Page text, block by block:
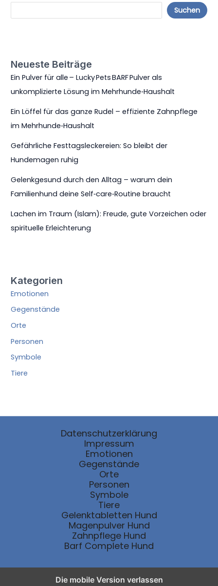
Suchen
Neueste Beiträge
Ein Pulver für alle – Lucky Pets BARF Pulver als
unkomplizierte Lösung im Mehrhunde‑Haushalt
Ein Löffel für das ganze Rudel – effiziente Zahnpflege
im Mehrhunde‑Haushalt
Gefährliche Festtagsleckereien: So bleibt der
Hundemagen ruhig
Gelenkgesund durch den Alltag – warum dein
Familienhund deine Self‑care‑Routine braucht
Lachen im Traum (Islam): Freude, gute Vorzeichen oder
spirituelle Erleichterung
Kategorien
Emotionen
Gegenstände
Orte
Personen
Symbole
Tiere
Datenschutzerklärung
Impressum
Emotionen
Gegenstände
Orte
Personen
Symbole
Tiere
Gelenktabletten Hund
Magenpulver Hund
Zahnpflege Hund
Barf Complete Hund
Die mobile Version verlassen